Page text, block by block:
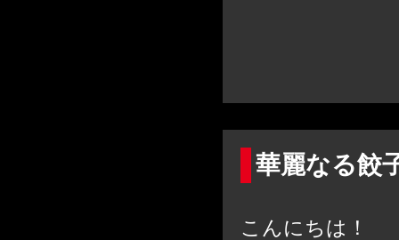
華麗なる餃
こんにちは！